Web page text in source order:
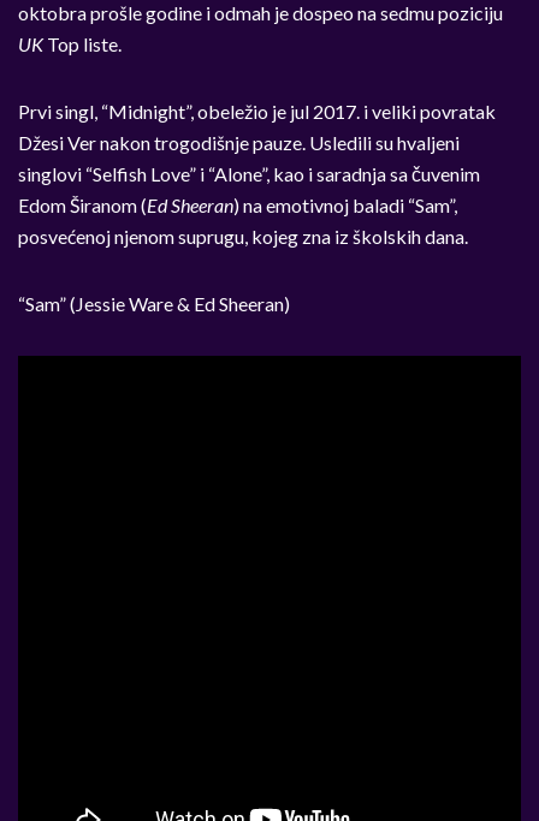
oktobra prošle godine i odmah je dospeo na sedmu poziciju
UKTop liste.
Prvi singl, “Midnight”, obeležio je jul 2017. i veliki povratak
Džesi Ver nakon trogodišnje pauze. Usledili su hvaljeni
singlovi “Selfish Love” i “Alone”, kao i saradnja sa čuvenim
Edom Širanom (Ed Sheeran) na emotivnoj baladi “Sam”,
posvećenoj njenom suprugu, kojeg zna iz školskih dana.
“Sam” (Jessie Ware & Ed Sheeran)